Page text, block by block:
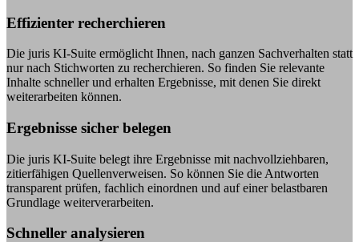
Effizienter recherchieren
Die juris KI-Suite ermöglicht Ihnen, nach ganzen Sachverhalten statt
nur nach Stichworten zu recherchieren. So finden Sie relevante
Inhalte schneller und erhalten Ergebnisse, mit denen Sie direkt
weiterarbeiten können.
Ergebnisse sicher belegen
Die juris KI-Suite belegt ihre Ergebnisse mit nachvollziehbaren,
zitierfähigen Quellenverweisen. So können Sie die Antworten
transparent prüfen, fachlich einordnen und auf einer belastbaren
Grundlage weiterverarbeiten.
Schneller analysieren